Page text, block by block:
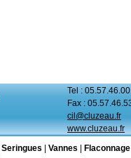
Tel :
Fax :
cil@cluzeau.fr
www.cluzeau.fr
Seringues Vannes Flaconnage